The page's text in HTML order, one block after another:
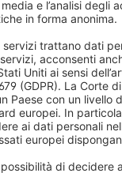
ottieni 5 € di sconto
sulla privacy . Puoi